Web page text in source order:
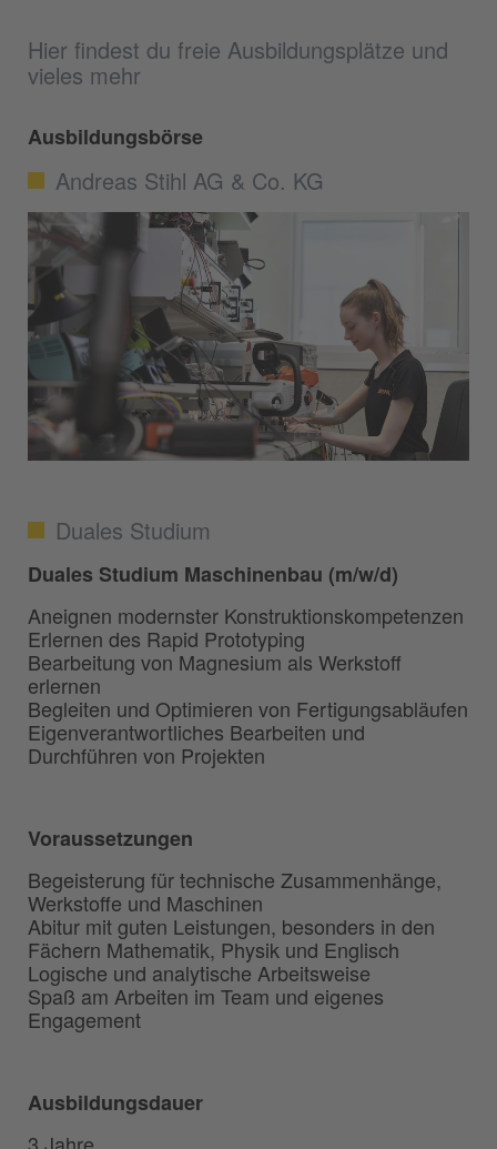
Hier findest du freie Ausbildungsplätze und
vieles mehr
Ausbildungsbörse
Andreas Stihl AG & Co. KG
Duales Studium
Duales Studium Maschinenbau (m/w/d)
Aneignen modernster Konstruktionskompetenzen
Erlernen des Rapid Prototyping
Bearbeitung von Magnesium als Werkstoff
erlernen
Begleiten und Optimieren von Fertigungsabläufen
Eigenverantwortliches Bearbeiten und
Durchführen von Projekten
Voraussetzungen
Begeisterung für technische Zusammenhänge,
Werkstoffe und Maschinen
Abitur mit guten Leistungen, besonders in den
Fächern Mathematik, Physik und Englisch
Logische und analytische Arbeitsweise
Spaß am Arbeiten im Team und eigenes
Engagement
Ausbildungsdauer
3 Jahre